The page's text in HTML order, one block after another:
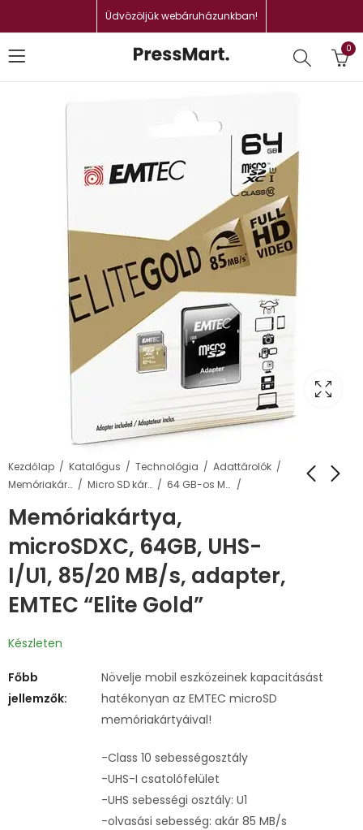
Üdvözöljük webáruházunkban!
0
Kezdőlap Katalógus Technológia
Adattárolók
Memóriakártyák
Micro SD kártyák 64 GB-os Micro SD kártyák
Memóriakártya,
microSDXC, 64GB, UHS-
I/U1, 85/20 MB/s, adapter,
EMTEC “Elite Gold”
Készleten
Főbb
jellemzők:
Növelje mobil eszközeinek kapacitásást
hatékonyan az EMTEC microSD
memóriakártyáival!
-Class 10 sebességosztály
-UHS-I csatolófelület
-UHS sebességi osztály: U1
-olvasási sebesség: akár 85 MB/s